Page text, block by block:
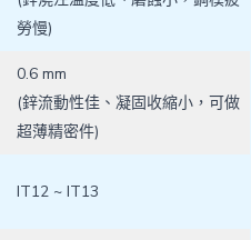
勞慢)
0.6 mm
(鋅流動性佳、凝固收縮小，可做
超薄精密件)
IT12 ~ IT13